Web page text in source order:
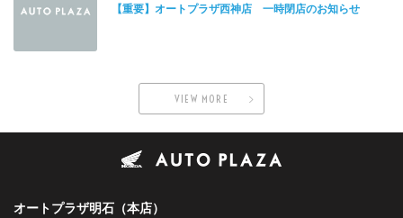
【重要】オートプラザ西神店 一時閉店のお知らせ
VIEW MORE
オートプラザ明石（本店）